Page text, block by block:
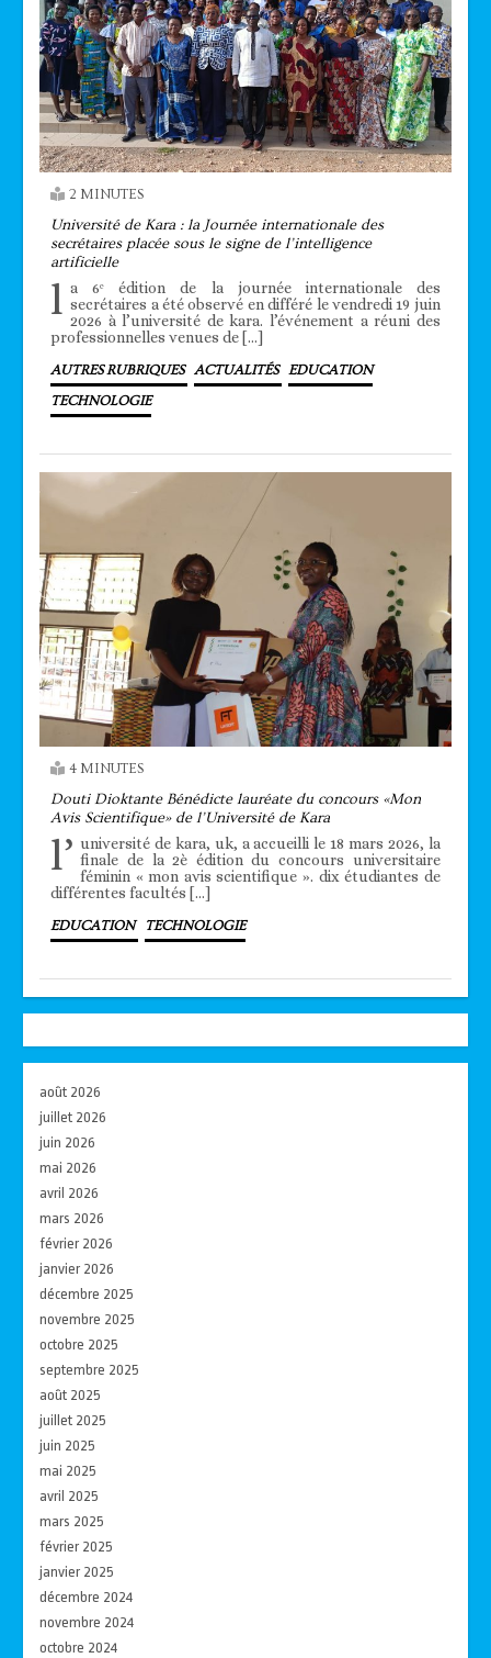
2 MINUTES
Université de Kara : la Journée internationale des
secrétaires placée sous le signe de l’intelligence
artificielle
l a 6ᵉ édition de la journée internationale des
secrétaires a été observé en différé le vendredi 19 juin
2026 à l’université de kara. l’événement a réuni des
professionnelles venues de […]
AUTRES RUBRIQUES ACTUALITÉS EDUCATION
TECHNOLOGIE
4 MINUTES
Douti Dioktante Bénédicte lauréate du concours «Mon
Avis Scientifique» de l’Université de Kara
l’ université de kara, uk, a accueilli le 18 mars 2026, la
finale de la 2è édition du concours universitaire
féminin « mon avis scientifique ». dix étudiantes de
différentes facultés […]
EDUCATION TECHNOLOGIE
août 2026
juillet 2026
juin 2026
mai 2026
avril 2026
mars 2026
février 2026
janvier 2026
décembre 2025
novembre 2025
octobre 2025
septembre 2025
août 2025
juillet 2025
juin 2025
mai 2025
avril 2025
mars 2025
février 2025
janvier 2025
décembre 2024
novembre 2024
octobre 2024